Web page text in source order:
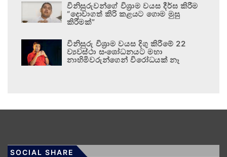
විනිසුරුවන්ගේ විශ්‍රාම වයස දීර්ඝ කිරීම
“දොවාගත් කිරි කළයට ගොම මුසු
කිරීමක්”
විනිසුරු විශ්‍රාම වයස දිගු කිරීමේ 22
ව්‍යවස්ථා සංශෝධනයට මහා
නාහිමිවරුන්ගෙන් විරෝධයක් නෑ
SOCIAL SHARE